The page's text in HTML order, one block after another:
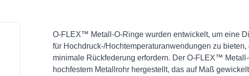
O-FLEX™ Metall-O-Ringe wurden entwickelt, um eine
für Hochdruck-/Hochtemperaturanwendungen zu bieten,
minimale Rückfederung erfordern. Der O-FLEX™
hochfestem Metallrohr hergestellt, das auf Maß